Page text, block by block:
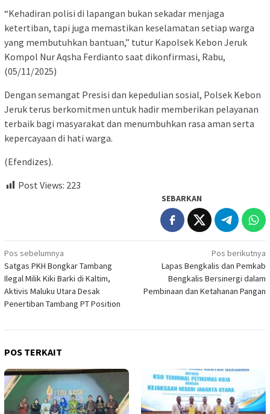
“Kehadiran polisi di lapangan bukan sekadar menjaga
ketertiban, tapi juga memastikan keselamatan setiap warga
yang membutuhkan bantuan,” tutur Kapolsek Kebon Jeruk
Kompol Nur Aqsha Ferdianto saat dikonfirmasi, Rabu,
(05/11/2025)
Dengan semangat Presisi dan kepedulian sosial, Polsek Kebon
Jeruk terus berkomitmen untuk hadir memberikan pelayanan
terbaik bagi masyarakat dan menumbuhkan rasa aman serta
kepercayaan di hati warga.
(Efendizes).
Post Views: 223
SEBARKAN
Navigasi
pos
Pos sebelumnya
Satgas PKH Bongkar Tambang
Ilegal Milik Kiki Barki di Kaltim,
Aktivis Maluku Utara Desak
Penertiban Tambang PT Position
Pos berikutnya
Lapas Bengkalis dan Pemkab
Bengkalis Bersinergi dalam
Pembinaan dan Ketahanan Pangan
POS TERKAIT